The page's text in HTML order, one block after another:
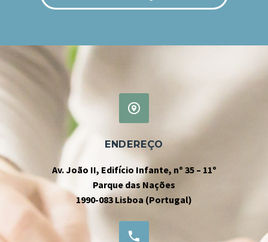


ENDEREÇO
Av. João II, Edifício Infante, nº 35 – 11º
Parque das Nações
1990-083 Lisboa (Portugal)

